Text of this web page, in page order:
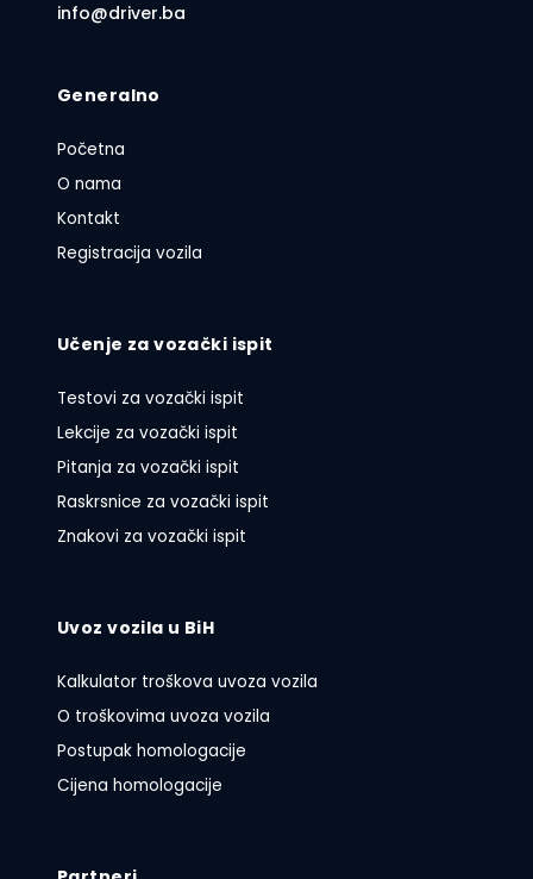
info@driver.ba
Generalno
Početna
O nama
Kontakt
Registracija vozila
Učenje za vozački ispit
Testovi za vozački ispit
Lekcije za vozački ispit
Pitanja za vozački ispit
Raskrsnice za vozački ispit
Znakovi za vozački ispit
Uvoz vozila u BiH
Kalkulator troškova uvoza vozila
O troškovima uvoza vozila
Postupak homologacije
Cijena homologacije